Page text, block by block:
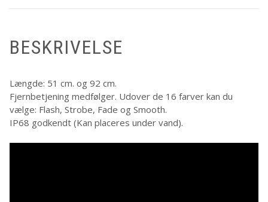
BESKRIVELSE
Længde: 51 cm. og 92 cm.
Fjernbetjening medfølger. Udover de 16 farver kan du
vælge: Flash, Strobe, Fade og Smooth.
IP68 godkendt (Kan placeres under vand).